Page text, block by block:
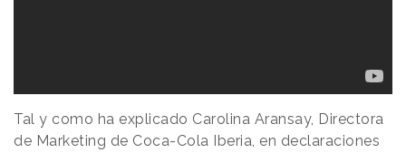
Tal y como ha explicado Carolina Aransay, Directora
de Marketing de Coca-Cola Iberia, en declaraciones